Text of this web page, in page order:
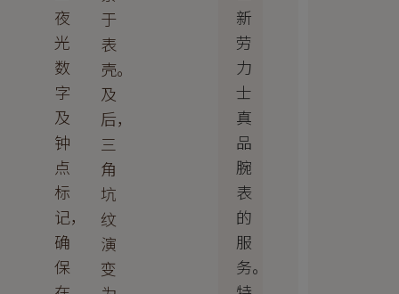
夜
光
数
字
及
钟
点
标
记，
确
保
于
表
壳。
及
后，
三
角
坑
纹
演
变
新
劳
力
士
真
品
腕
表
的
服
务。